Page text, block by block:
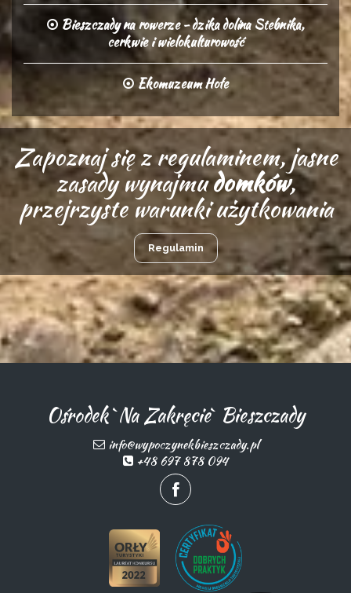
Bieszczady na rowerze - dzika dolina Stebnika,
cerkwie i wielokulturowość
Ekomuzeum Hołe
Zapoznaj się z regulaminem, jasne
zasady wynajmudomków,
przejrzyste warunki użytkowania
Regulamin
Ośrodek `Na Zakręcie` Bieszczady
info@wypoczynekbieszczady.pl
+48 697 878 094